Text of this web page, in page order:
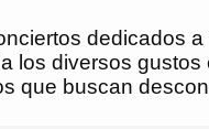
dedicados
los diversos
que buscan